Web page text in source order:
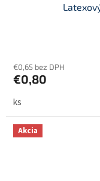
€0,65 bez DPH
€0,80
ks
Akcia